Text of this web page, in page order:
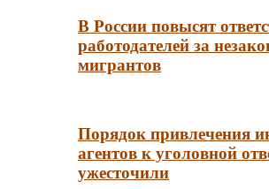
В России повысят
работодателей за
мигрантов
Порядок привлечения
агентов к уголовной
ужесточили